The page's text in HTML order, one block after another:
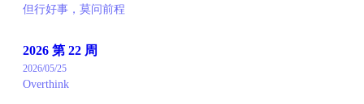
但行好事，莫问前程
2026 第 22 周
2026/05/25
Overthink